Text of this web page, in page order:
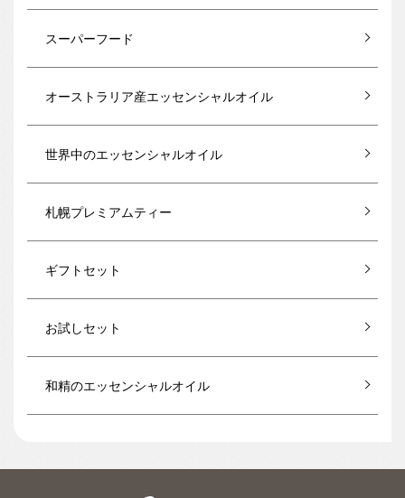
スーパーフード
オーストラリア産エッセンシャルオイル
世界中のエッセンシャルオイル
札幌プレミアムティー
ギフトセット
お試しセット
和精のエッセンシャルオイル